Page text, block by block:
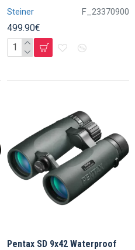
Steiner F_23370900
499.90€
Pentax SD 9x42 Waterproof